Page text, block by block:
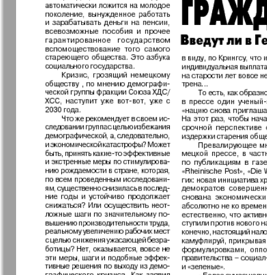
37
43
Архив необновляющихся на сайте изданий
7плюс7я Авангард
Анонс Антенна
Афиша Augsburg Бизнес
Ваша газета Версия
Вечное
сокровище
Восточная
Германия